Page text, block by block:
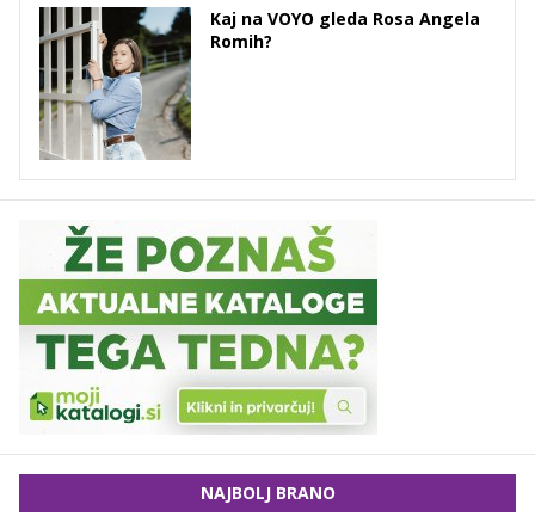
Kaj na VOYO gleda Rosa Angela
Romih?
NAJBOLJ BRANO